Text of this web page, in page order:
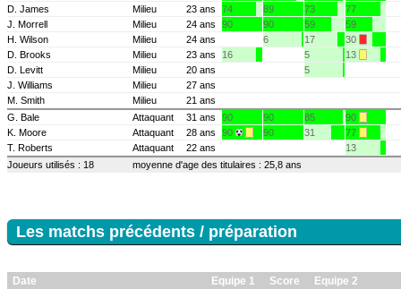
D. James
Milieu 23 ans 74 89 73
77
J. Morrell
Milieu 24 ans 90 90 59
59
H. Wilson
Milieu 24 ans 6 17
30
D. Brooks
Milieu 23 ans 16 5
13
D. Levitt
Milieu 20 ans
5
J. Williams
Milieu
27 ans
M. Smith
Milieu
21 ans
G. Bale
Attaquant 31 ans 90 90 85
90
K. Moore
Attaquant 28 ans 90 90 31
77
T. Roberts
Attaquant 22 ans
13
Joueurs utilisés : 18
moyenne d'age des titulaires : 25,8 ans
Les matchs précédents / préparation
Date Equipe 1 Score
Equipe 2